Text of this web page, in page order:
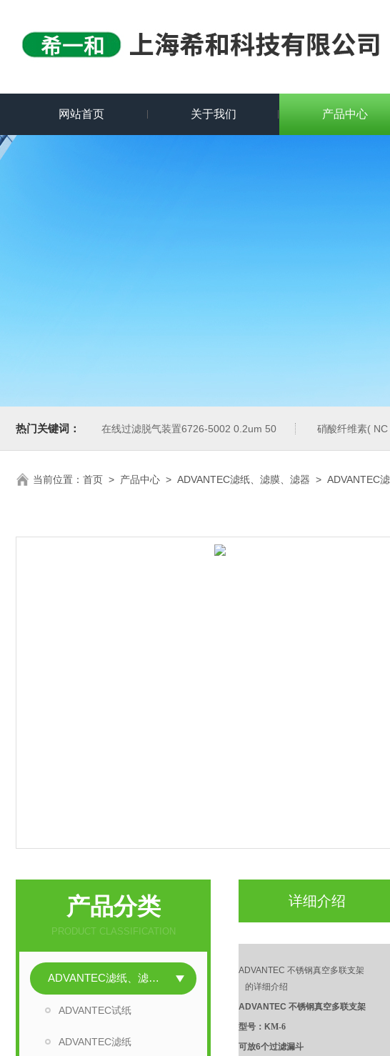
网站首页 关于我们 产品中心
热门关键词： 在线过滤脱气装置6726-5002 0.2um 50 硝酸纤维素(
当前位置： 首页 > 产品中心 > ADVANTEC滤纸、滤膜、滤器 > ADVANTEC
产品分类
PRODUCT CLASSIFICATION
ADVANTEC滤纸、滤膜、滤器
ADVANTEC试纸
ADVANTEC滤纸
详细介绍
ADVANTEC 不锈钢真空多联支架
的详细介绍
ADVANTEC 不锈钢真空多联支架
型号： KM-6
可放6个过滤漏斗